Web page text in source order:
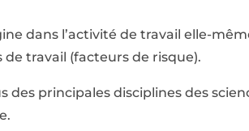
dans l’activité de travail elle-
travail (facteurs de risque).
des principales disciplines des